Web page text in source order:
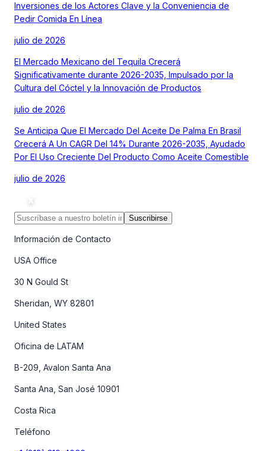
Inversiones de los Actores Clave y la Conveniencia de
Pedir Comida En Línea
julio de 2026
El Mercado Mexicano del Tequila Crecerá
Significativamente durante 2026-2035, Impulsado por la
Cultura del Cóctel y la Innovación de Productos
julio de 2026
Se Anticipa Que El Mercado Del Aceite De Palma En Brasil
Crecerá A Un CAGR Del 14% Durante 2026-2035, Ayudado
Por El Uso Creciente Del Producto Como Aceite Comestible
julio de 2026
Suscribirse
Información de Contacto
USA Office
30 N Gould St
Sheridan, WY 82801
United States
Oficina de LATAM
B-209, Avalon Santa Ana
Santa Ana, San José 10901
Costa Rica
Teléfono